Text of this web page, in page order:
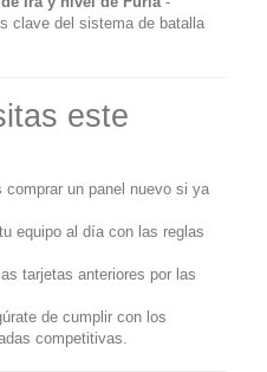
clave del sistema de batalla
este
comprar un panel nuevo si ya
equipo al día con las reglas
tarjetas anteriores por las
de cumplir con los
competitivas.